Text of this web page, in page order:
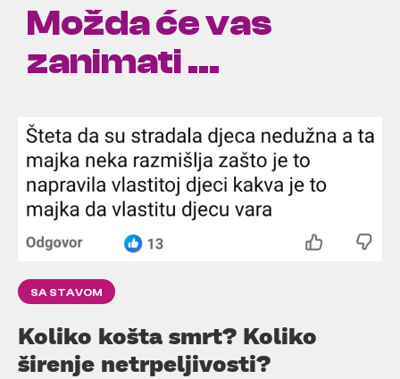
Možda će vas
zanimati ...
SA STAVOM
Koliko košta smrt? Koliko
širenje netrpeljivosti?